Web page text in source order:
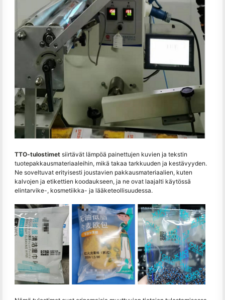
TTO-tulostimet siirtävät lämpöä painettujen kuvien ja tekstin
tuotepakkausmateriaaleihin, mikä takaa tarkkuuden ja kestävyyden.
Ne soveltuvat erityisesti joustavien pakkausmateriaalien, kuten
kalvojen ja etikettien koodaukseen, ja ne ovat laajalti käytössä
elintarvike-, kosmetiikka- ja lääketeollisuudessa.